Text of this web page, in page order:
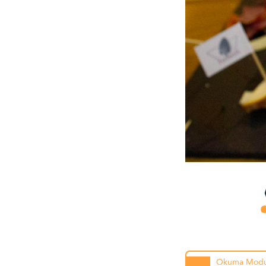
Okuma